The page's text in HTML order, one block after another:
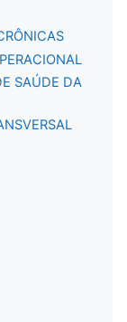
SAÚDE DA